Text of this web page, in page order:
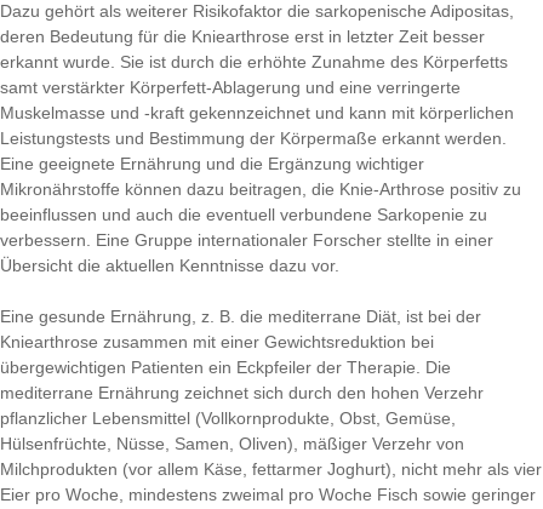
Dazu gehört als weiterer Risikofaktor die sarkopenische Adipositas,
deren Bedeutung für die Kniearthrose erst in letzter Zeit besser
erkannt wurde. Sie ist durch die erhöhte Zunahme des Körperfetts
samt verstärkter Körperfett-Ablagerung und eine verringerte
Muskelmasse und -kraft gekennzeichnet und kann mit körperlichen
Leistungstests und Bestimmung der Körpermaße erkannt werden.
Eine geeignete Ernährung und die Ergänzung wichtiger
Mikronährstoffe können dazu beitragen, die Knie-Arthrose positiv zu
beeinflussen und auch die eventuell verbundene Sarkopenie zu
verbessern. Eine Gruppe internationaler Forscher stellte in einer
Übersicht die aktuellen Kenntnisse dazu vor.
Eine gesunde Ernährung, z. B. die mediterrane Diät, ist bei der
Kniearthrose zusammen mit einer Gewichtsreduktion bei
übergewichtigen Patienten ein Eckpfeiler der Therapie. Die
mediterrane Ernährung zeichnet sich durch den hohen Verzehr
pflanzlicher Lebensmittel (Vollkornprodukte, Obst, Gemüse,
Hülsenfrüchte, Nüsse, Samen, Oliven), mäßiger Verzehr von
Milchprodukten (vor allem Käse, fettarmer Joghurt), nicht mehr als vier
Eier pro Woche, mindestens zweimal pro Woche Fisch sowie geringer